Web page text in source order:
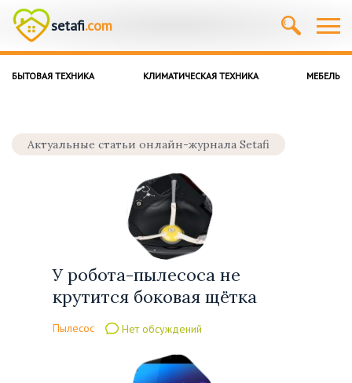
setafi.com
БЫТОВАЯ ТЕХНИКА КЛИМАТИЧЕСКАЯ ТЕХНИКА МЕБЕЛЬ
Актуальные статьи онлайн-журнала Setafi
У робота-пылесоса не
крутится боковая щётка
Пылесос Нет обсуждений